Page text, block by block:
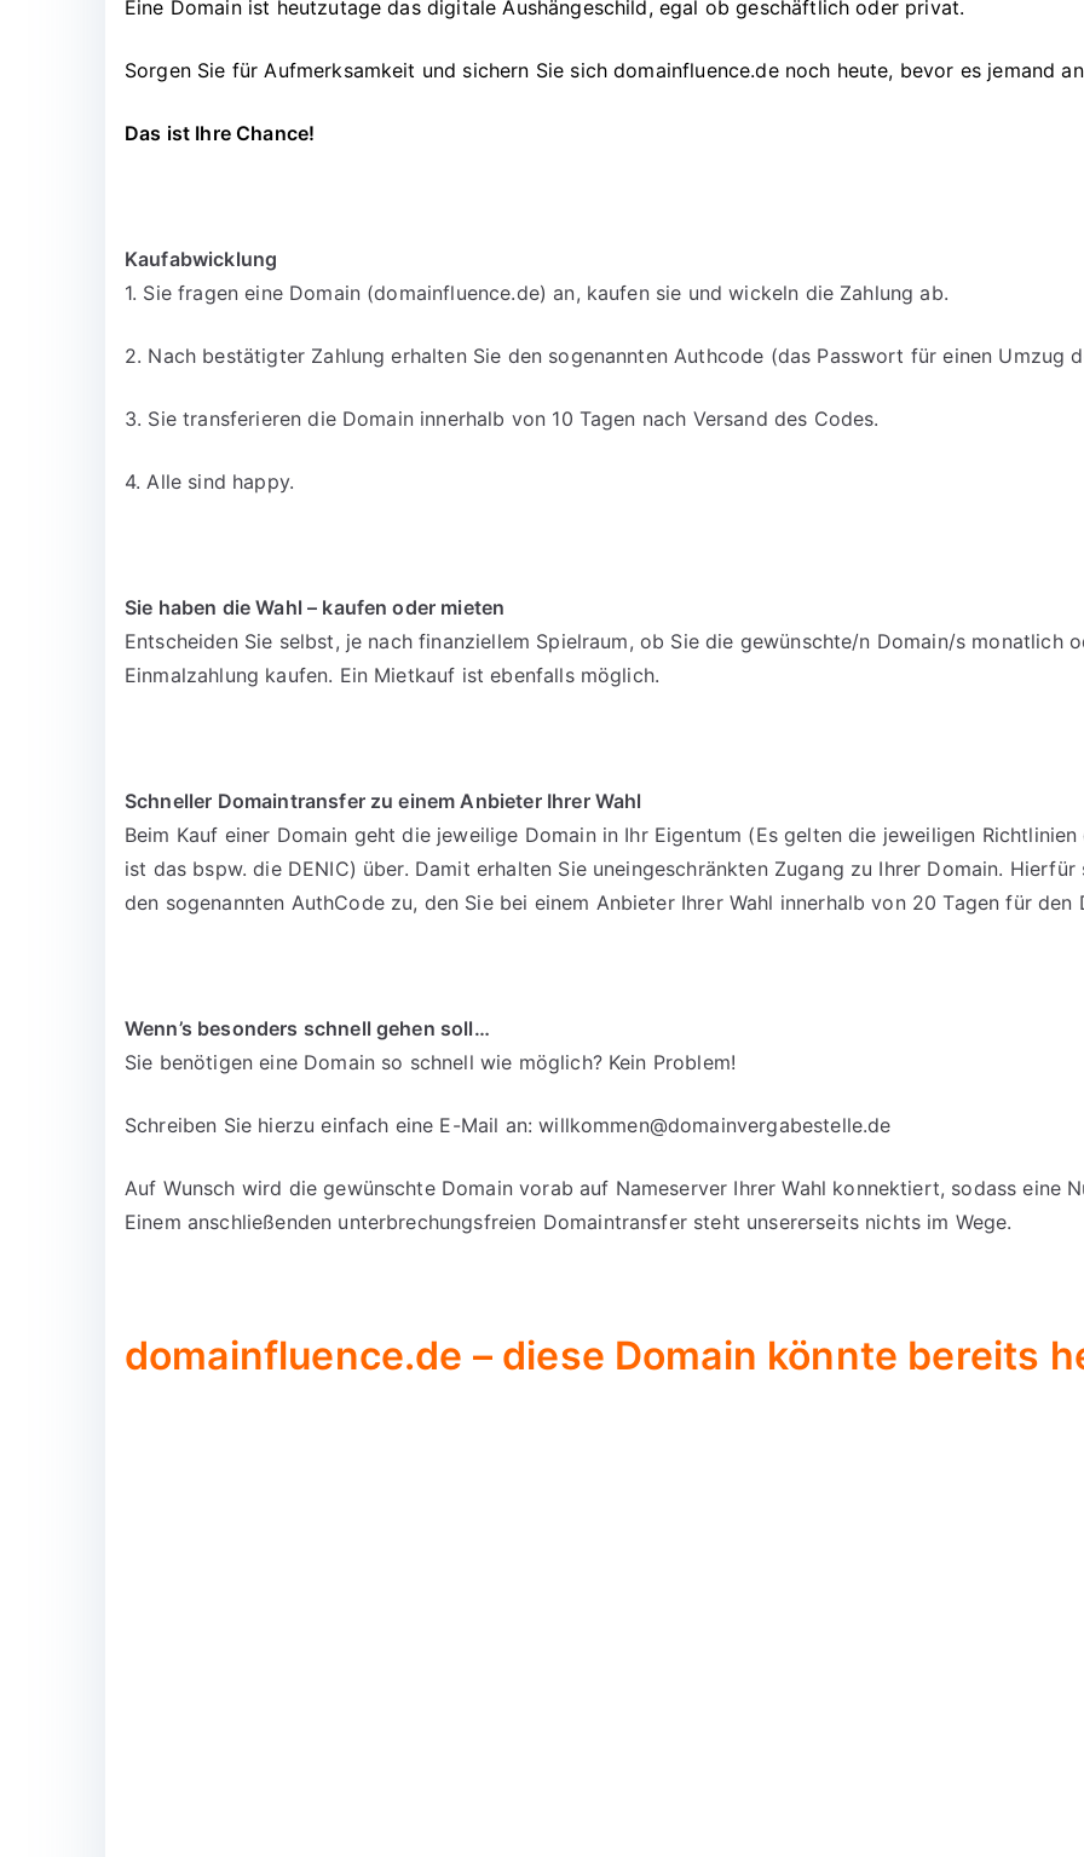
Eine Domain ist heutzutage das digitale Aushängeschild, egal ob geschäftlich oder privat.
Sorgen Sie für Aufmerksamkeit und sichern Sie sich domainfluence.de noch heute, bevor es jemand
Das ist Ihre Chance!
Kaufabwicklung
1. Sie fragen eine Domain (domainfluence.de) an, kaufen sie und wickeln die Zahlung ab.
2. Nach bestätigter Zahlung erhalten Sie den sogenannten Authcode (das Passwort für einen Umzug
3. Sie transferieren die Domain innerhalb von 10 Tagen nach Versand des Codes.
4. Alle sind happy.
Sie haben die Wahl – kaufen oder mieten
Entscheiden Sie selbst, je nach finanziellem Spielraum, ob Sie die gewünschte/n Domain/s monatlich
Einmalzahlung kaufen. Ein Mietkauf ist ebenfalls möglich.
Schneller Domaintransfer zu einem Anbieter Ihrer Wahl
Beim Kauf einer Domain geht die jeweilige Domain in Ihr Eigentum (Es gelten die jeweiligen
ist das bspw. die DENIC) über. Damit erhalten Sie uneingeschränkten Zugang zu Ihrer Domain.
den sogenannten AuthCode zu, den Sie bei einem Anbieter Ihrer Wahl innerhalb von 20 Tagen für den
Wenn’s besonders schnell gehen soll…
Sie benötigen eine Domain so schnell wie möglich? Kein Problem!
Schreiben Sie hierzu einfach eine E-Mail an:willkommen@domainvergabestelle.de
Auf Wunsch wird die gewünschte Domain vorab auf Nameserver Ihrer Wahl konnektiert, sodass eine
Einem anschließenden unterbrechungsfreien Domaintransfer steht unsererseits nichts im Wege.
domainfluence.de – diese Domain könnte bereits